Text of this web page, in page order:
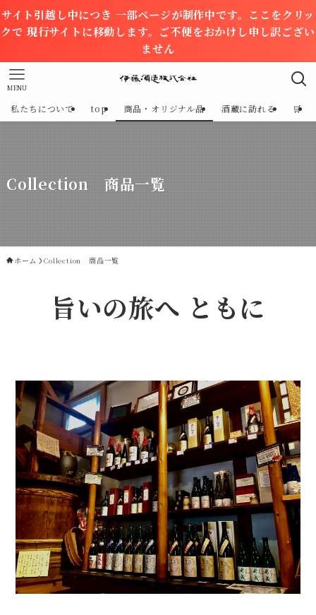
サイト引越し中につき 一部ページが制作中です。ここをクリッ
クで 現行サイトに移動します。ご不便をおかけし申し訳ござい
ません
MENU
私たちについて top 商品・オリジナル品 酒蔵に訪れる 🛒
Collection 商品一覧
ホーム Collection 商品一覧
旨いの旅へ ともに